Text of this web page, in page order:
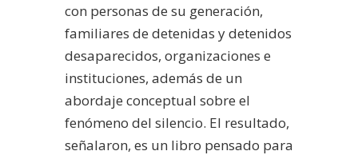
con personas de su generación,
familiares de detenidas y detenidos
desaparecidos, organizaciones e
instituciones, además de un
abordaje conceptual sobre el
fenómeno del silencio. El resultado,
señalaron, es un libro pensado para